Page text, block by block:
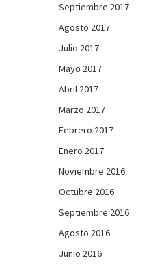
Septiembre 2017
Agosto 2017
Julio 2017
Mayo 2017
Abril 2017
Marzo 2017
Febrero 2017
Enero 2017
Noviembre 2016
Octubre 2016
Septiembre 2016
Agosto 2016
Junio 2016